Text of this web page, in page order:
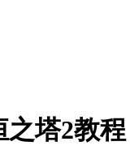
塔2教程